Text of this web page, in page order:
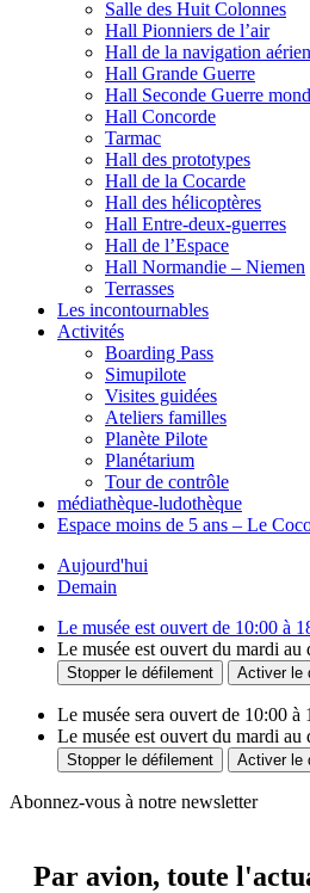
Salle des Huit Colonnes
Hall Pionniers de l’air
Hall de la navigation
Hall Grande Guerre
Hall Seconde Guerre
Hall Concorde
Tarmac
Hall des prototypes
Hall de la Cocarde
Hall des hélicoptères
Hall Entre-deux-guerres
Hall de l’Espace
Hall Normandie – Niemen
Terrasses
Les incontournables
Activités
Boarding Pass
Simupilote
Visites guidées
Ateliers familles
Planète Pilote
Planétarium
Tour de contrôle
médiathèque-ludothèque
Espace moins de 5 ans – Le
Aujourd'hui
Demain
Le musée est ouvert de 10:00 à
Le musée est ouvert du mardi
Stopper le défilement Activer le
Le musée sera ouvert de 10:00 à
Le musée est ouvert du mardi au
Stopper le défilement Activer le
Abonnez-vous à notre newsletter
Par avion, toute